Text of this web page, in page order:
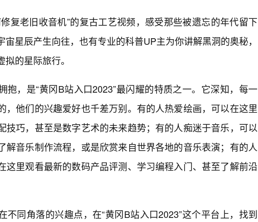
复老旧收音机”的复古工艺视频，感受那些被遗忘的年代留下
星辰产生向往，也有专业的科普UP主为你讲解黑洞的奥秘，
的星际旅行。
抱，是“黄冈B站入口2023”最闪耀的特质之一。它深知，每一
，他们的兴趣爱好也千差万别。有的人热爱绘画，可以在这里
技巧，甚至是数字艺术的未来趋势；有的人痴迷于音乐，可以
解音乐制作流程，或是欣赏来自世界各地的音乐表演；有的人
这里观看最新的数码产品评测、学习编程入门、甚至了解前沿
不同角落的兴趣点，在“黄冈B站入口2023”这个平台上，找到